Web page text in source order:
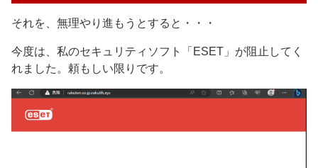
それを、無理やり進もうとすると・・・
今度は、私のセキュリティソフト「ESET」が阻止してく
れました。頼もしい限りです。